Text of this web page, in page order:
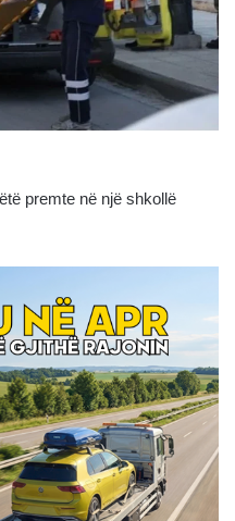
premte në një shkollë